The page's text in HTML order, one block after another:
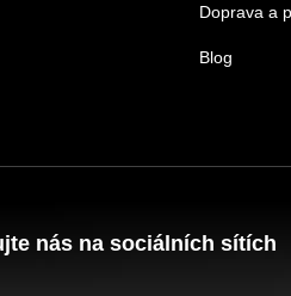
Doprava a
Blog
nás na sociálních sítích